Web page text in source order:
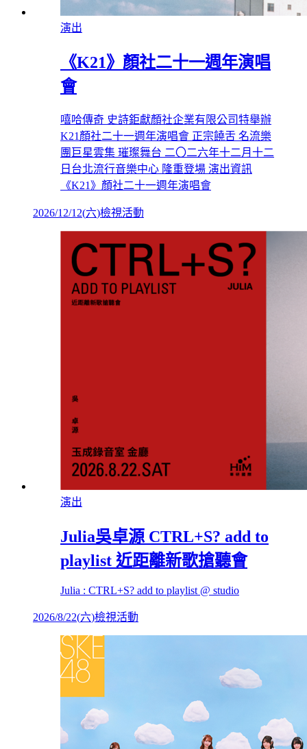
演出
《K21》顏社二十一週年演唱
會
嘻哈傳奇 史詩鉅獻顏社企業有限公司特舉辦
K21顏社二十一週年演唱會 正宗饒舌 名流樂
團巨星雲集 璀璨舞台 二〇二六年十二月十二
日台北流行音樂中心 隆重登場 演出資訊
《K21》顏社二十一週年演唱會
2026/12/12(六)檢視活動
演出
Julia吳卓源 CTRL+S? add to
playlist 近距離新歌搶聽會
Julia : CTRL+S? add to playlist @ studio
2026/8/22(六)檢視活動